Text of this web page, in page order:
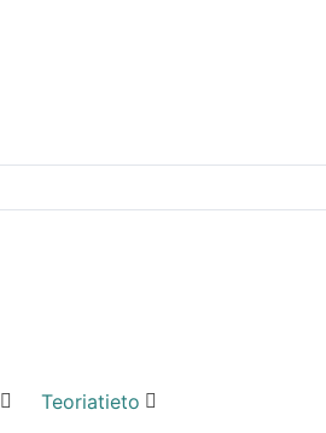
Teoriatieto